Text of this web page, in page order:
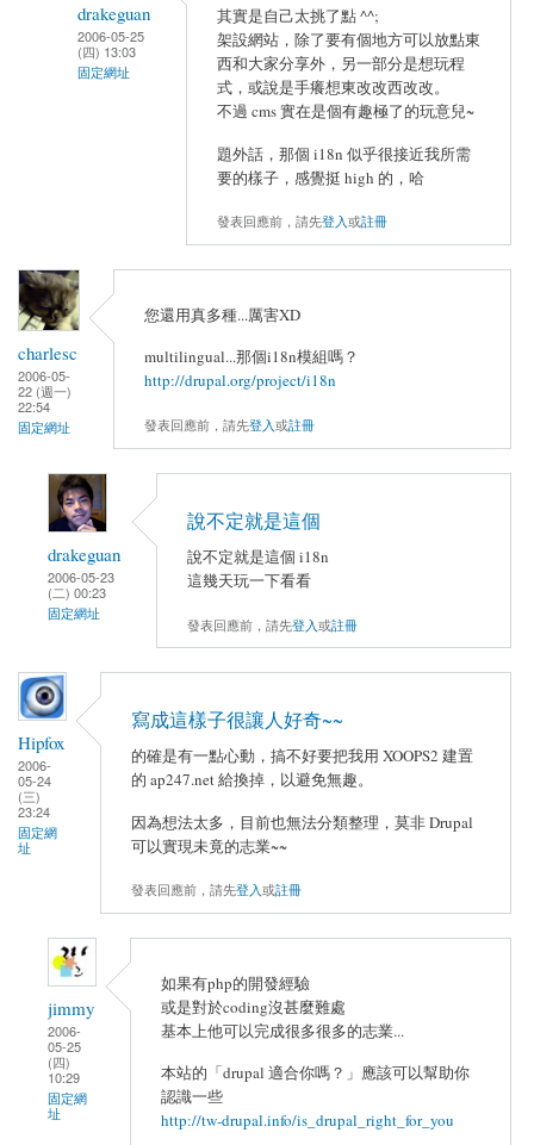
drakeguan
2006-05-25
(四) 13:03
固定網址
其實是自己太挑了點 ^^;
架設網站，除了要有個地方可以放點東
西和大家分享外，另一部分是想玩程
式，或說是手癢想東改改西改改。
不過 cms 實在是個有趣極了的玩意兒~
題外話，那個 i18n 似乎很接近我所需
要的樣子，感覺挺 high 的，哈
發表回應前，請先登入或註冊
charlesc
2006-05-
22 (週一)
22:54
固定網址
您還用真多種...厲害XD
multilingual...那個i18n模組嗎？
http://drupal.org/project/i18n
發表回應前，請先登入或註冊
drakeguan
2006-05-23
(二) 00:23
固定網址
說不定就是這個
說不定就是這個 i18n
這幾天玩一下看看
發表回應前，請先登入或註冊
Hipfox
2006-
05-24
(三)
23:24
固定網
址
寫成這樣子很讓人好奇~~
的確是有一點心動，搞不好要把我用 XOOPS2 建置
的 ap247.net 給換掉，以避免無趣。
因為想法太多，目前也無法分類整理，莫非 Drupal
可以實現未竟的志業~~
發表回應前，請先登入或註冊
jimmy
2006-
05-25
(四)
10:29
固定網
址
如果有php的開發經驗
或是對於coding沒甚麼難處
基本上他可以完成很多很多的志業...
本站的「drupal 適合你嗎？」應該可以幫助你
認識一些
http://tw-drupal.info/is_drupal_right_for_you